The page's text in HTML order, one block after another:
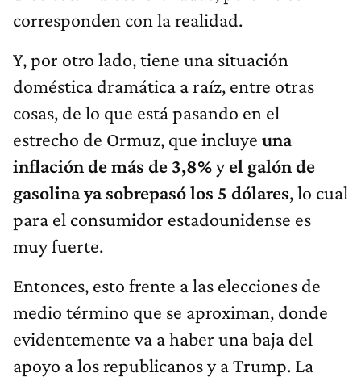
corresponden con la realidad.
Y, por otro lado, tiene una situación
doméstica dramática a raíz, entre otras
cosas, de lo que está pasando en el
estrecho de Ormuz, que incluye una
inflación de más de 3,8%yel galón de
gasolina ya sobrepasó los 5 dólares, lo cual
para el consumidor estadounidense es
muy fuerte.
Entonces, esto frente a las elecciones de
medio término que se aproximan, donde
evidentemente va a haber una baja del
apoyo a los republicanos y a Trump. La